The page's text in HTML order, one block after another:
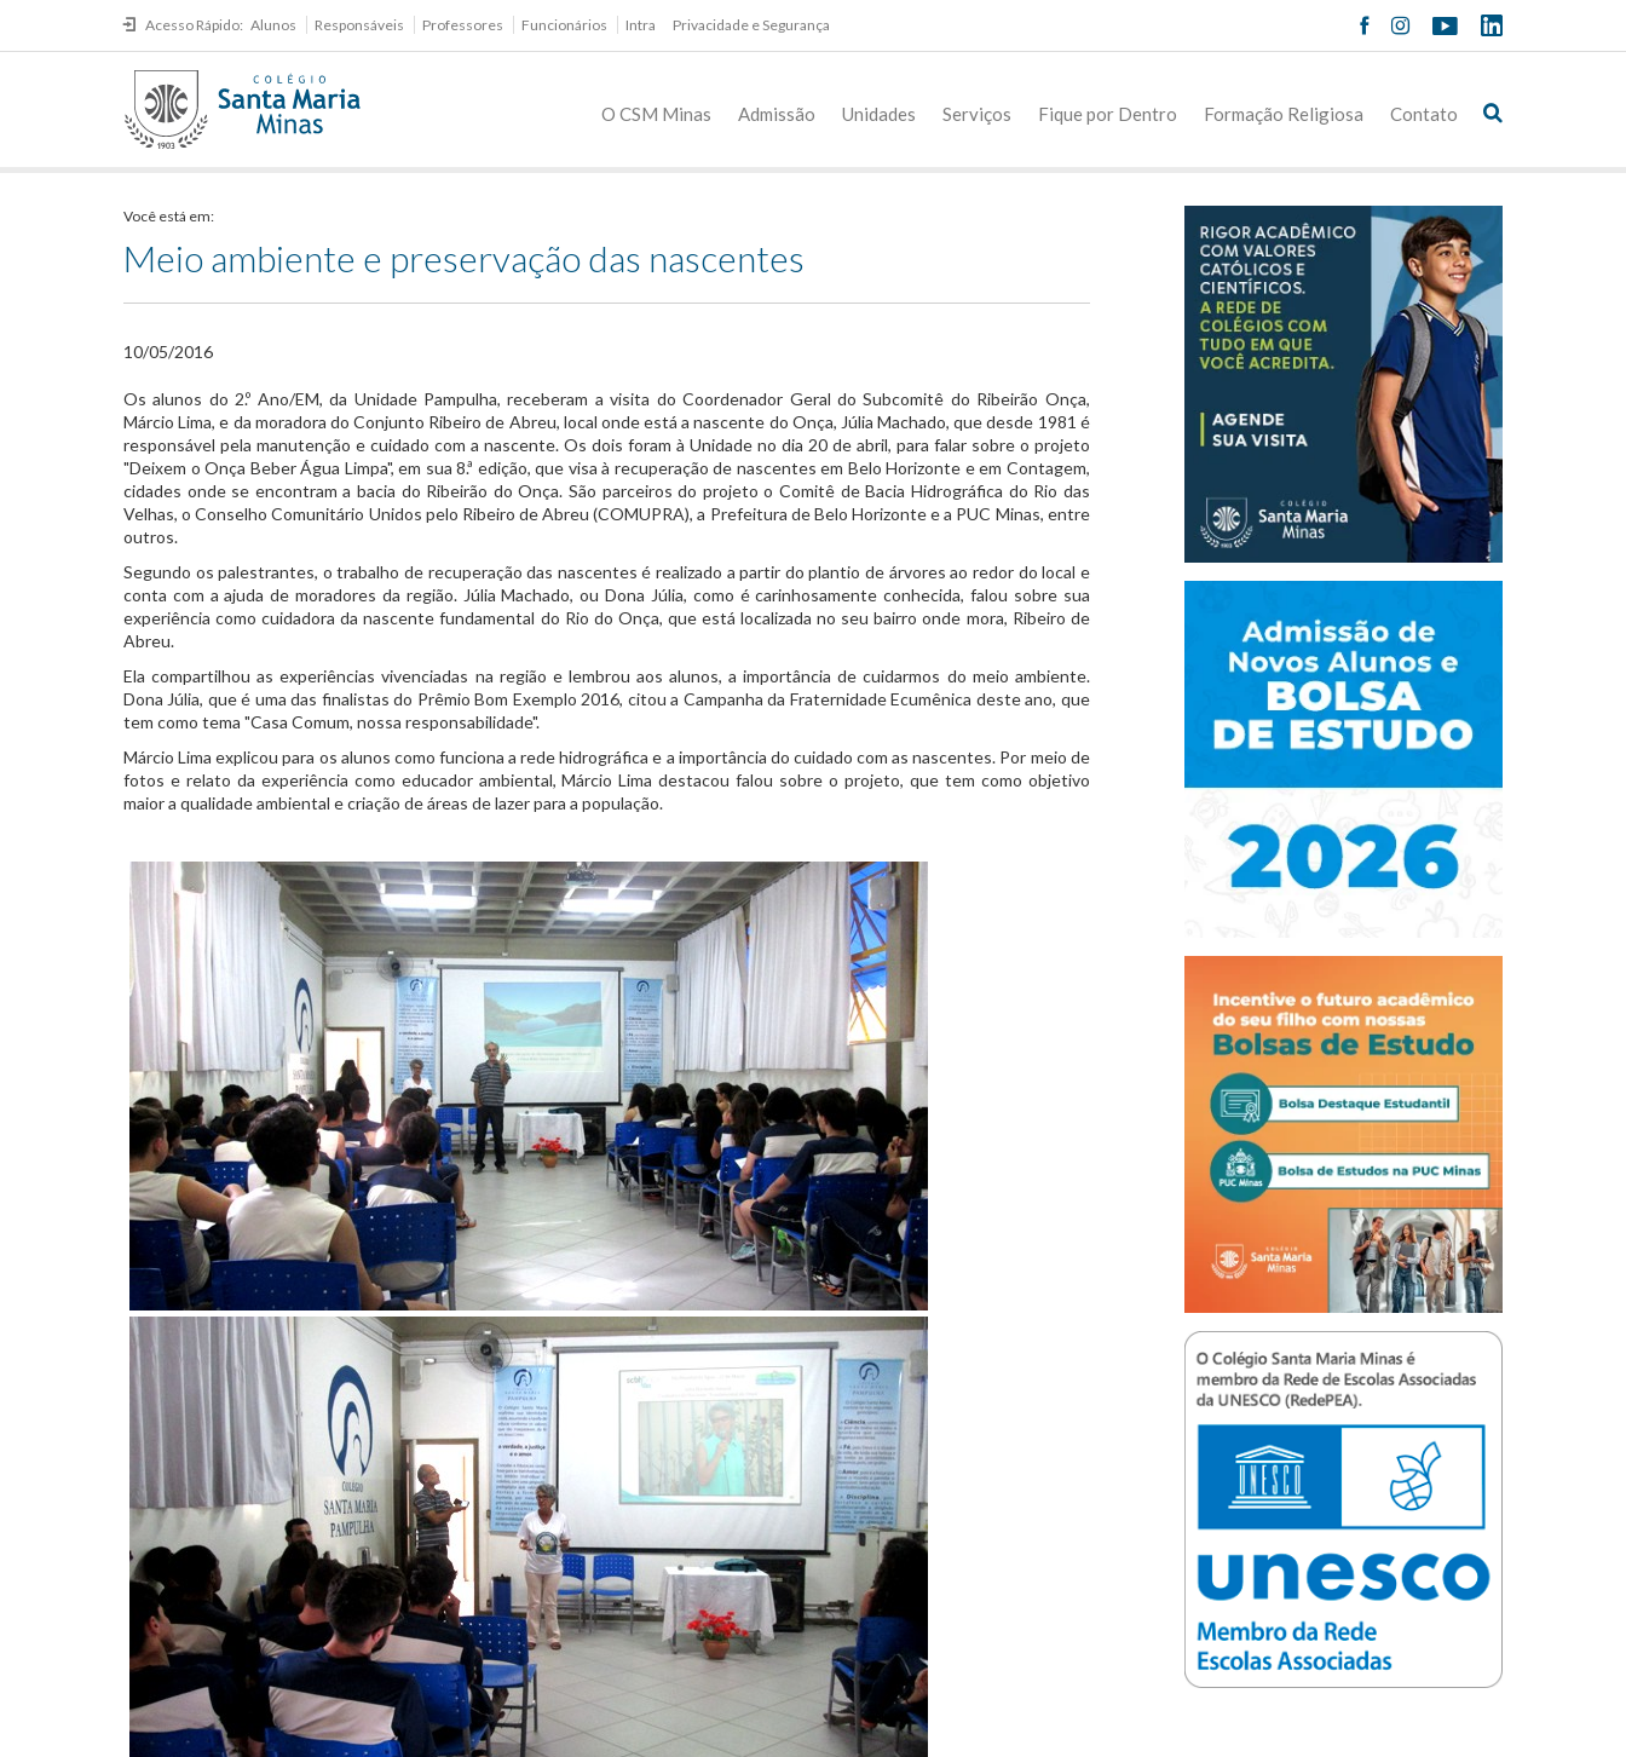
Acesso Rápido: Alunos Responsáveis Professores Funcionários Intra Privacidade e Segurança
O CSM Minas Admissão Unidades Serviços Fique por Dentro Formação Religiosa Contato
Você está em:
Meio ambiente e preservação das nascentes
10/05/2016
​Os alunos do 2.º Ano/EM, da Unidade Pampulha, receberam a visita do Coordenador Geral do Subcomitê do Ribeirão Onça,
Márcio Lima, e da moradora do Conjunto Ribeiro de Abreu, local onde está a nascente do Onça, Júlia Machado, que desde 1981 é
responsável pela manutenção e cuidado com a nascente. Os dois foram à Unidade no dia 20 de abril, para falar sobre o projeto
"Deixem o Onça Beber Água Limpa", em sua 8.ª edição, que visa à recuperação de nascentes em Belo Horizonte e em Contagem,
cidades onde se encontram a bacia do Ribeirão do Onça. São parceiros do projeto o Comitê de Bacia Hidrográfica do Rio das
Velhas, o Conselho Comunitário Unidos pelo Ribeiro de Abreu (COMUPRA), a Prefeitura de Belo Horizonte e a PUC Minas, entre
outros.
Segundo os palestrantes, o trabalho de recuperação das nascentes é realizado a partir do plantio de árvores ao redor do local e
conta com a ajuda de moradores da região. Júlia Machado, ou Dona Júlia, como é carinhosamente conhecida, falou sobre sua
experiência como cuidadora da nascente fundamental do Rio do Onça, que está localizada no seu bairro onde mora, Ribeiro de
Abreu.
Ela compartilhou as experiências vivenciadas na região e lembrou aos alunos, a importância de cuidarmos do meio ambiente.
Dona Júlia, que é uma das finalistas do Prêmio Bom Exemplo 2016, citou a Campanha da Fraternidade Ecumênica deste ano, que
tem como tema "Casa Comum, nossa responsabilidade".
Márcio Lima explicou para os alunos como funciona a rede hidrográfica e a importância do cuidado com as nascentes. Por meio de
fotos e relato da experiência como educador ambiental, Márcio Lima destacou falou sobre o projeto, que tem como objetivo
maior a qualidade ambiental e criação de áreas de lazer para a população.